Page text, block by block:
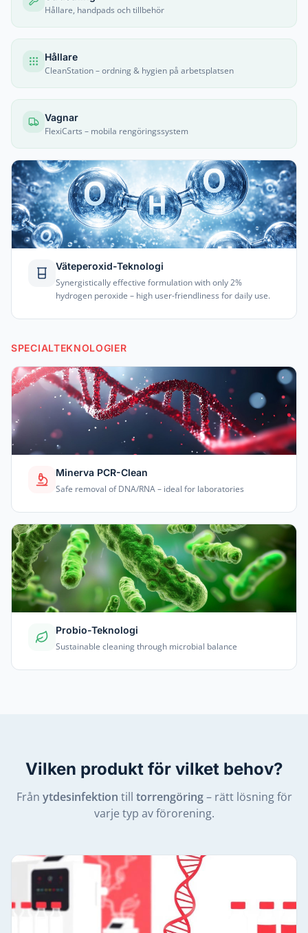
Hållare, handpads och tillbehör
Hållare
CleanStation – ordning & hygien på arbetsplatsen
Vagnar
FlexiCarts – mobila rengöringssystem
Väteperoxid-Teknologi
Synergistically effective formulation with only 2%
hydrogen peroxide – high user-friendliness for daily use.
SPECIALTEKNOLOGIER
Minerva PCR-Clean
Safe removal of DNA/RNA – ideal for laboratories
Probio-Teknologi
Sustainable cleaning through microbial balance
Vilken produkt för vilket behov?
Från ytdesinfektion till torrengöring– rätt lösning för
varje typ av förorening.